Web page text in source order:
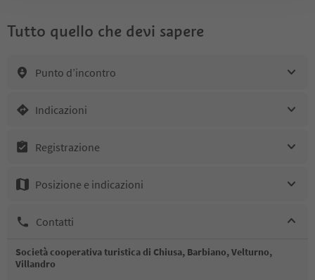
Tutto quello che devi sapere
Punto d’incontro
Indicazioni
Registrazione
Posizione e indicazioni
Contatti
Società cooperativa turistica di Chiusa, Barbiano, Velturno,
Villandro